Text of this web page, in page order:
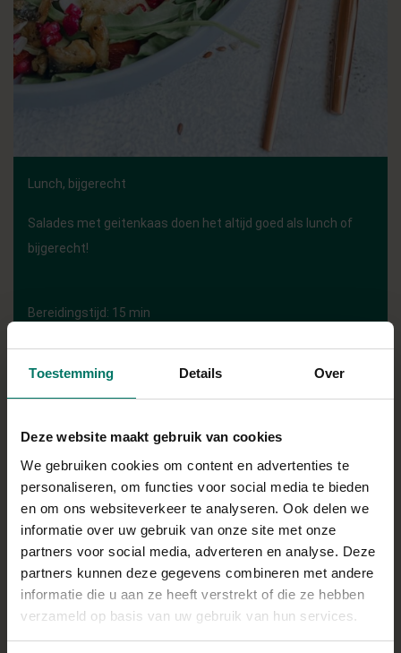
Toestemming Details Over
Deze website maakt gebruik van cookies
We gebruiken cookies om content en advertenties te
personaliseren, om functies voor social media te bieden
en om ons websiteverkeer te analyseren. Ook delen we
informatie over uw gebruik van onze site met onze
partners voor social media, adverteren en analyse. Deze
partners kunnen deze gegevens combineren met andere
informatie die u aan ze heeft verstrekt of die ze hebben
verzameld op basis van uw gebruik van hun services.
Lunch, bijgerecht
Salades met geitenkaas doen het altijd goed als lunch of
bijgerecht!
Bereidingstijd: 15 min
INGREDIËNTEN
Slamix
Paprika
Champignons
Geitenkaas
Granaatappelpitjes
Pit & zaad mix
Direct in je mandje bij: